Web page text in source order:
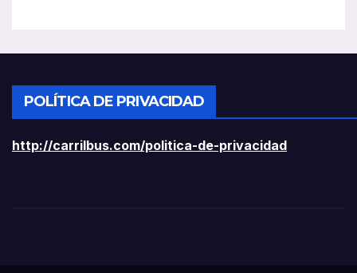
POLÍTICA DE PRIVACIDAD
http://carrilbus.com/politica-de-privacidad